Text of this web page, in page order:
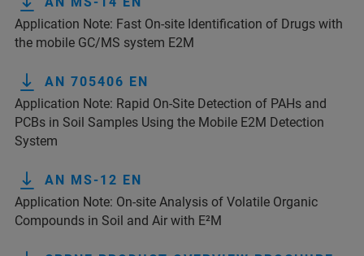
Application Note: Fast On-site Identification of Drugs with
the mobile GC/MS system E2M
AN 705406 EN
Application Note: Rapid On-Site Detection of PAHs and
PCBs in Soil Samples Using the Mobile E2M Detection
System
AN MS-12 EN
Application Note: On-site Analysis of Volatile Organic
Compounds in Soil and Air with E²M